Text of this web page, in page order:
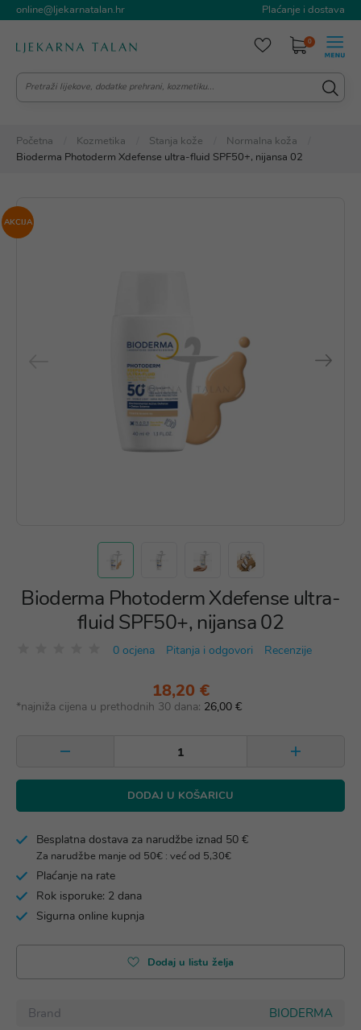
online@ljekarnatalan.hr Plaćanje i dostava
0
Početna Kozmetika Stanja kože
Normalna koža
Bioderma Photoderm Xdefense ultra-fluid SPF50+, nijansa 02
AKCIJA
Bioderma Photoderm Xdefense ultra-
fluid SPF50+, nijansa 02
0 ocjena Pitanja i odgovori Recenzije
18,20 €
*najniža cijena u prethodnih 30 dana: 26,00 €
DODAJ U KOŠARICU
Besplatna dostava za narudžbe iznad 50 €
Za narudžbe manje od 50€ : već od 5,30€
Plaćanje na rate
Rok isporuke: 2 dana
Sigurna online kupnja
Dodaj u listu želja
Brand
BIODERMA